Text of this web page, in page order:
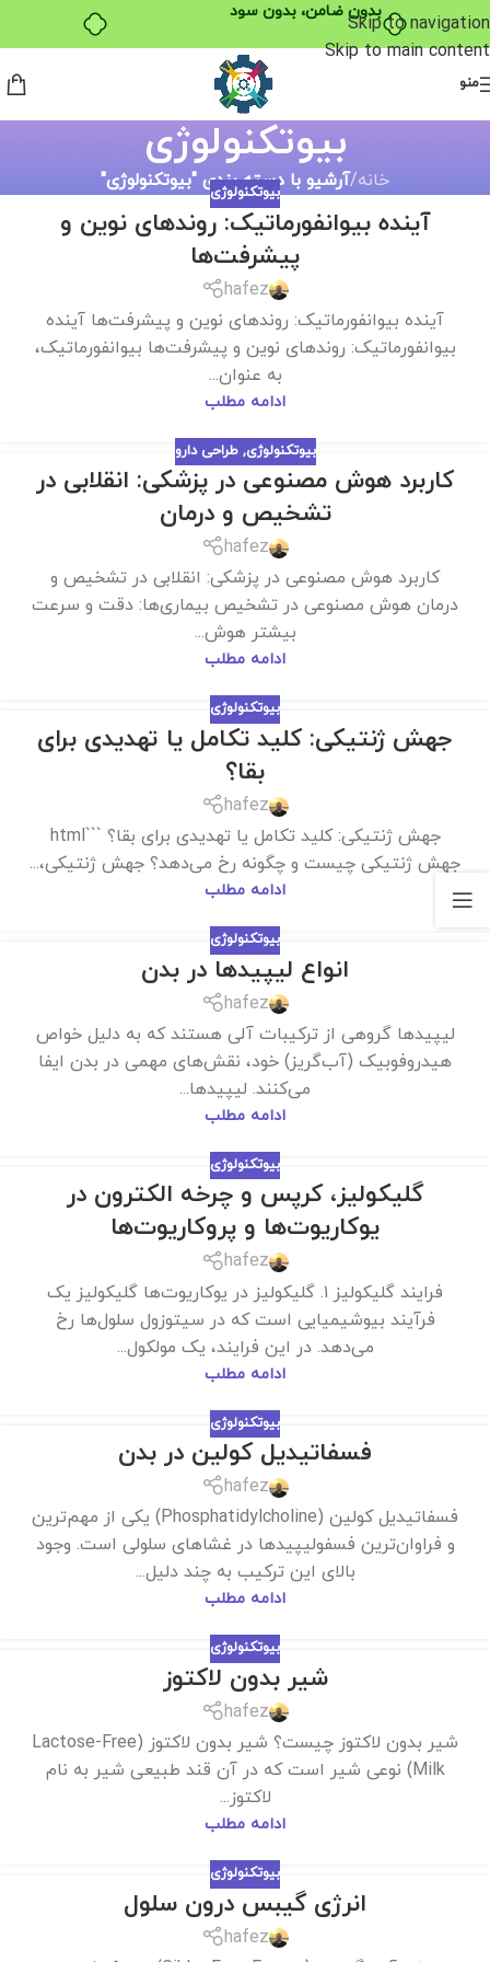
بدون ضامن، بدون سود
Skip to navigation
Skip to main content
منو
بیوتکنولوژی
خانه/آرشیو با دسته بندی "بیوتکنولوژی"
بیوتکنولوژی
آینده بیوانفورماتیک: روندهای نوین و
پیشرفت‌ها
hafez
آینده بیوانفورماتیک: روندهای نوین و پیشرفت‌ها آینده
بیوانفورماتیک: روندهای نوین و پیشرفت‌ها بیوانفورماتیک،
به عنوان...
ادامه مطلب
بیوتکنولوژی,طراحی دارو
کاربرد هوش مصنوعی در پزشکی: انقلابی در
تشخیص و درمان
hafez
کاربرد هوش مصنوعی در پزشکی: انقلابی در تشخیص و
درمان هوش مصنوعی در تشخیص بیماری‌ها: دقت و سرعت
بیشتر هوش...
ادامه مطلب
بیوتکنولوژی
جهش ژنتیکی: کلید تکامل یا تهدیدی برای
بقا؟
hafez
جهش ژنتیکی: کلید تکامل یا تهدیدی برای بقا؟ ```html
جهش ژنتیکی چیست و چگونه رخ می‌دهد؟ جهش ژنتیکی،...
ادامه مطلب
بیوتکنولوژی
انواع لیپیدها در بدن
hafez
لیپیدها گروهی از ترکیبات آلی هستند که به دلیل خواص
هیدروفوبیک (آب‌گریز) خود، نقش‌های مهمی در بدن ایفا
می‌کنند. لیپیدها...
ادامه مطلب
بیوتکنولوژی
گلیکولیز، کرپس و چرخه الکترون در
یوکاریوت‌ها و پروکاریوت‌ها
hafez
فرایند گلیکولیز ۱. گلیکولیز در یوکاریوت‌ها گلیکولیز یک
فرآیند بیوشیمیایی است که در سیتوزول سلول‌ها رخ
می‌دهد. در این فرایند، یک مولکول...
ادامه مطلب
بیوتکنولوژی
فسفاتیدیل کولین در بدن
hafez
فسفاتیدیل کولین (Phosphatidylcholine) یکی از مهم‌ترین
و فراوان‌ترین فسفولیپیدها در غشاهای سلولی است. وجود
بالای این ترکیب به چند دلیل...
ادامه مطلب
بیوتکنولوژی
شیر بدون لاکتوز
hafez
شیر بدون لاکتوز چیست؟ شیر بدون لاکتوز (Lactose-Free
Milk) نوعی شیر است که در آن قند طبیعی شیر به نام
لاکتوز...
ادامه مطلب
بیوتکنولوژی
انرژی گیبس درون سلول
hafez